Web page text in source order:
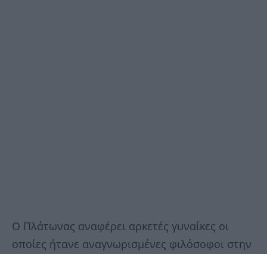
Ο Πλάτωνας αναφέρει αρκετές γυναίκες οι
οποίες ήτανε αναγνωρισµένες φιλόσοφοι στην